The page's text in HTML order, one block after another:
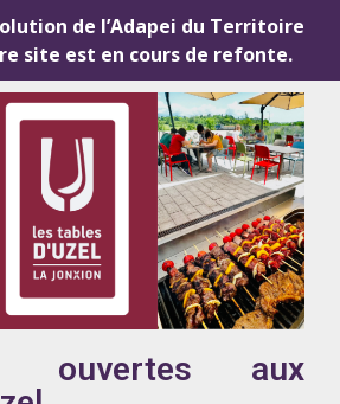
de l’Adapei du Territoire
site est en cours de refonte.
ouvertes aux